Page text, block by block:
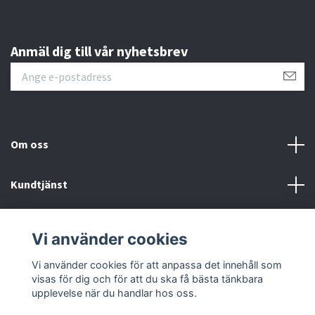
Anmäl dig till vår nyhetsbrev
Om oss
Kundtjänst
Sociala medier
Vi använder cookies
Vi använder cookies för att anpassa det innehåll som
visas för dig och för att du ska få bästa tänkbara
upplevelse när du handlar hos oss.